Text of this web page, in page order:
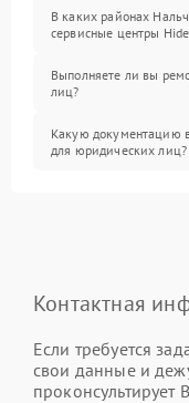
В каких районах
сервисные центры
Выполняете ли вы
лиц?
Какую документацию
для юридических лиц?
Контактная
Если требуется
свои данные и
проконсультирует